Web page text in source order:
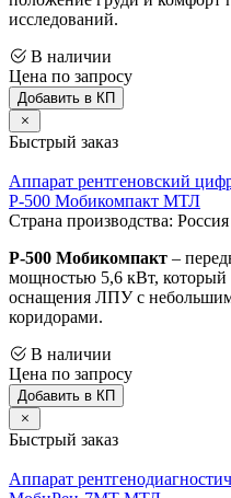
исследований.
В наличии
Цена по запросу
Добавить в КП
Быстрый заказ
Аппарат рентгеновский
Р-500 Мобикомпакт МТЛ
Страна производства: Россия
Р-500 Мобикомпакт –
мощностью 5,6 кВт,
оснащения ЛПУ с
коридорами.
В наличии
Цена по запросу
Добавить в КП
Быстрый заказ
Аппарат